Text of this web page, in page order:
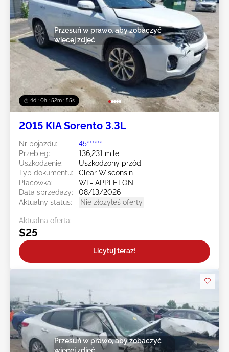
4d : 0h : 52m : 52s
Przesuń w prawo, aby zobaczyć
więcej zdjęć
2015 KIA Sorento 3.3L
Nr pojazdu:
45******
Przebieg:
136,231 mile
Uszkodzenie:
Uszkodzony przód
Typ dokumentu:
Clear Wisconsin
Placówka:
WI - APPLETON
Data sprzedaży:
08/13/2026
Aktualny status:
Nie złożyłeś oferty
Aktualna oferta:
$25
Licytuj teraz!
Przesuń w prawo, aby zobaczyć
więcej zdjęć